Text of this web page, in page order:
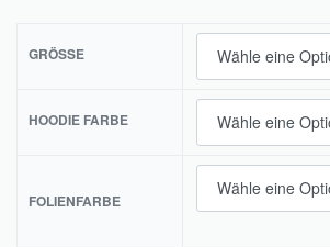
GRÖSSE
HOODIE FARBE
FOLIENFARBE